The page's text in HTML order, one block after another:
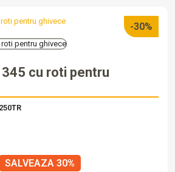
-30%
cu roti pentru
SALVEAZA 30%